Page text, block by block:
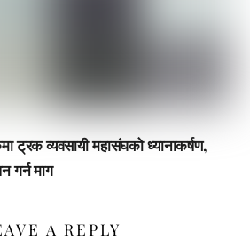
ट्रक व्यवसायी महासंघको ध्यानाकर्षण,
गर्न माग
A REPLY